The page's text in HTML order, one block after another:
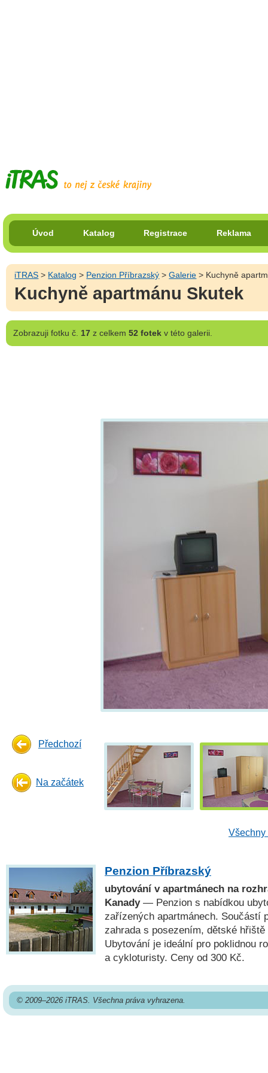
Úvod Katalog Registrace Reklama
iTRAS > Katalog > Penzion Příbrazský >Galerie > Kuchyně
Kuchyně apartmánu Skutek
Zobrazujifotku č. 17z celkem 52 fotekv této galerii.
Předchozí
Na začátek
Všechny
Penzion Příbrazský
ubytování v apartmánech na
Kanady— Penzion s nabídkou
zařízených apartmánech. Součástí
zahrada s posezením, dětské
Ubytování je ideální pro poklidnou
a cykloturisty. Ceny od 300 Kč.
© 2009–2026 iTRAS. Všechna práva vyhrazena.